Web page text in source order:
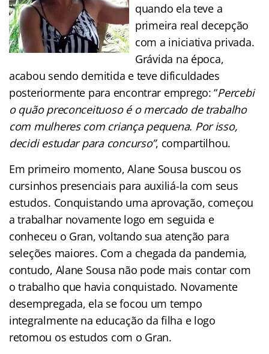
quando ela teve a
primeira real decepção
com a iniciativa privada.
Grávida na época,
acabou sendo demitida e teve dificuldades
posteriormente para encontrar emprego: “Percebi
o quão preconceituoso é o mercado de trabalho
com mulheres com criança pequena. Por isso,
decidi estudar para concurso”, compartilhou.
Em primeiro momento, Alane Sousa buscou os
cursinhos presenciais para auxiliá-la com seus
estudos. Conquistando uma aprovação, começou
a trabalhar novamente logo em seguida e
conheceu o Gran, voltando sua atenção para
seleções maiores. Com a chegada da pandemia,
contudo, Alane Sousa não pode mais contar com
o trabalho que havia conquistado. Novamente
desempregada, ela se focou um tempo
integralmente na educação da filha e logo
retomou os estudos com o Gran.